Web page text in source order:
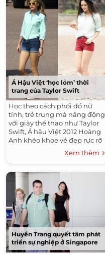
Á Hậu Việt ‘học lỏm’ thời
trang của Taylor Swift
Học theo cách phối đồ nữ
tính, trẻ trung mà năng động
với giày thể thao như Taylor
Swift, Á hậu Việt 2012 Hoàng
Anh khéo khoe vẻ đẹp rực rỡ
Xem thêm
Huyền Trang quyết tâm phát
triển sự nghiệp ở Singapore